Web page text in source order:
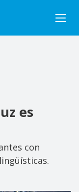
es
con